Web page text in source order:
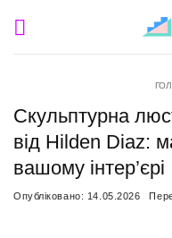
Скульптурна
від Hilden Diaz:
вашому інтер’єрі
Опубліковано: 14.05.2026